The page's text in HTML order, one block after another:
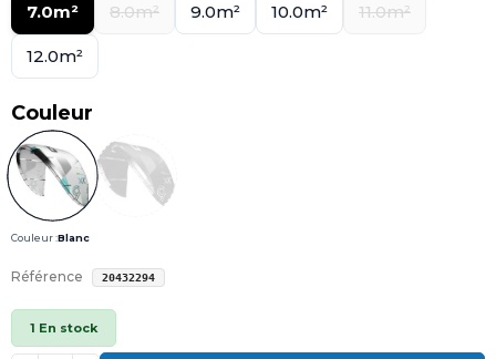
7.0m² 8.0m² 9.0m² 10.0m² 11.0m²
12.0m²
Couleur
Couleur :Blanc
Référence 20432294
1 En stock